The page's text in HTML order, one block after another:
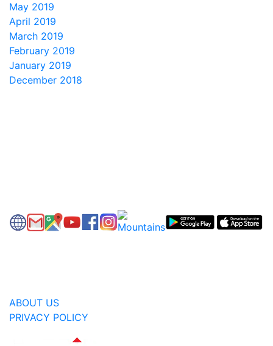
May 2019
April 2019
March 2019
February 2019
January 2019
December 2018
ABOUT US
PRIVACY POLICY